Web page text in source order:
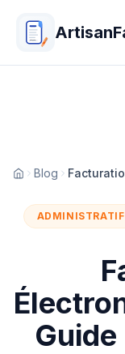
Accueil
Blog
ADMINISTRATIF